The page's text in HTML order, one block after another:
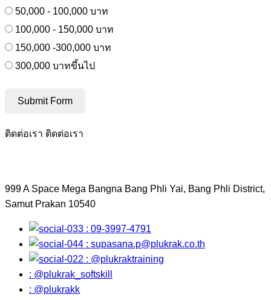
50,000 - 100,000 บาท
100,000 - 150,000 บาท
150,000 -300,000 บาท
300,000 บาทขึ้นไป
Submit Form
ติดต่อเรา ติดต่อเรา
999 A Space Mega Bangna Bang Phli Yai, Bang Phli District,
Samut Prakan 10540
: 09-3997-4791
: supasana.p@plukrak.co.th
: @plukraktraining
: @plukrak_softskill
: @plukrakk